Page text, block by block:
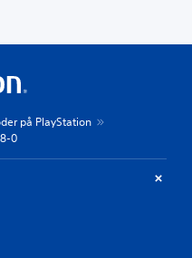
på PlayStation
0